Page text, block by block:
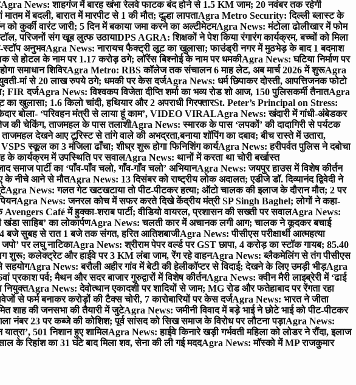
Agra News: शाहगंज में बारह खंभा रेलवे फाटक बंद होने से 1.5 KM जाम; 20 नवंबर तक रहेगी
में बदली, बारात में मारपीट से 1 की मौत; दूल्हा लापताAgra Metro Security: दिल्ली ब्लास्ट के
कुर्की वारंट जारी; 5 दिन में बकाया जमा करने का अल्टीमेटमAgra News: मंटोला ढोलीखार में फोम
परिजनों संग खूब लुत्फ उठायाDPS AGRA: शिक्षकों ने पेश किया रंगारंग कार्यक्रम, बच्चों को मिला
स्टॉप अनुभवAgra News: नारायच फैक्ट्री लूट का खुलासा; फाउंड्री नगर में मुठभेड़ के बाद 1 बदमाश
से होटल के नाम पर 1.17 करोड़ ठगे; लॉरेंस बिश्नोई के नाम पर धमकीAgra News: घटिया निर्माण पर
समाधान शिविरAgra Metro: RBS कॉलेज तक संचालन 6 माह लेट, अब मार्च 2026 में शुरूAgra
मां से 20 लाख रुपये ठगे; धमकी पर केस दर्जAgra News: धर्म छिपाकर दोस्ती, आपत्तिजनक फोटो
FIR दर्जAgra News: विश्वकप विजेता दीप्ति शर्मा का भव्य रोड शो आज, 150 पुलिसकर्मी तैनातAgra
खुलासा; 1.6 किलो चांदी, हथियार और 2 अपराधी गिरफ्तारSt. Peter’s Principal on Stress:
बोला- ‘परिवहन मंत्री से लाया हूं काम’, VIDEO VIRALAgra News: खंदारी में गांधी-अंबेडकर
की चेकिंग, ताजमहल के पास तलाशीAgra News: स्मारक के पास ‘लपकों’ की दादागिरी से पर्यटक
देखने आए टूरिस्ट से तांगे वाले की अभद्रता,बनाया शॉपिंग का दबाव; बीच रास्ते में उतारा,
स्कूल का 3 मंजिला ढाँचा; शीघ्र शुरू होगा फिनिशिंग कार्यAgra News: हरीपर्वत पुलिस ने दबोचा
के कार्यक्रम में उपस्थिति पर सवालAgra News: थानों में करता था चोरी बर्खास्त
पार्टी का ‘पाँव-पाँव चलो, गाँव-गाँव चलो’ अभियानAgra News: जयपुर हाउस में विशेष कीर्तन
के नीचे आने से मौतAgra News: 13 दिसंबर को राष्ट्रीय लोक अदालत; एडीजे डॉ. दिव्यानंद द्विवेदी ने
Agra News: गलत गेट खटखटाया तो पीट-पीटकर हत्या; ऑटो चालक की इलाज के दौरान मौत; 2 पर
Agra News: जनरल कोच में सफर करते दिखे केंद्रीय मंत्री SP Singh Baghel; लोगों ने कहा-
Café में हुक्का-शराब पार्टी; वीडियो वायरल, प्रशासन की सख्ती पर सवालAgra News:
साहिब’ का लोकार्पणAgra News: चलती कार में अचानक लगी आग; चालक ने कूदकर बचाई
बजे सुबह से रात 1 बजे तक संगत, हरित आतिशबाजीAgra News: पीसीएस परीक्षार्थी आत्महत्या
पर लघु नाटिकाAgra News: श्रीराम पेपर वर्ल्ड पर GST छापा, 4 करोड़ का स्टॉक गायब; 85.40
शुरू; कलेक्ट्रेट और हाईवे पर 3 KM लंबा जाम, रेंग रहे वाहनAgra News: ब्लैकमेलिंग से तंग पीसीएस
सहयोगAgra News: बरौली अहीर गांव में बेटी की हेलीकॉप्टर से विदाई; देखने के लिए उमड़ी भीड़Agra
पर्व; मैथन और सदर बाजार गुरुद्वारों में विशेष कीर्तनAgra News: क्वीन मैरी लाइब्रेरी में ‘ढाई
नियुक्तAgra News: देवोत्थान एकादशी पर शादियों से जाम; MG रोड और फतेहाबाद पर रेंगता रहा
से फर्म बनाकर करोड़ों की टैक्स चोरी, 7 कारोबारियों पर केस दर्जAgra News: भारत ने जीता
शाह की जनसभा की तैयारी में जुटेAgra News: जमीनी विवाद में बड़े भाई ने छोटे भाई को पीट-पीटकर
नंबर 23 पर कब्जे की कोशिश; पूर्व सांसद को सिख समाज के विरोध पर लौटना पड़ाAgra News:
501 निशान हुए शामिलAgra News: हाईवे किनारे खड़ी गर्भवती महिला को लोडर ने रौंदा, इलाज
के रिहांश का 31 घंटे बाद मिला शव, सेना की ली गई मददAgra News: मॉस्को में MP राजकुमार